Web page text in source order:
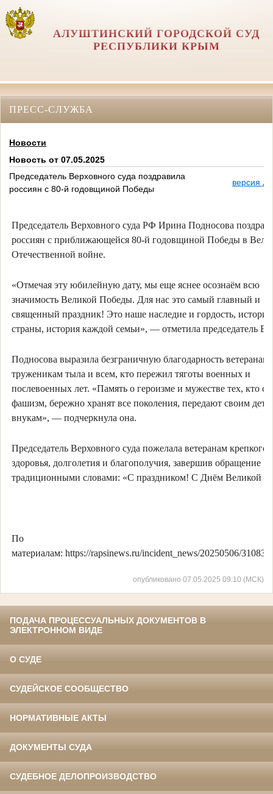
АЛУШТИНСКИЙ ГОРОДСКОЙ СУД
РЕСПУБЛИКИ КРЫМ
ПРЕСС-СЛУЖБА
Новости
Новость от 07.05.2025
Председатель Верховного суда поздравила
россиян с 80-й годовщиной Победы
версия
Председатель Верховного суда РФ Ирина Подносова
россиян с приближающейся 80-й годовщиной Победы в
Отечественной войне.
«Отмечая эту юбилейную дату, мы еще яснее осознаём всю
значимость Великой Победы. Для нас это самый главный и
священный праздник! Это наше наследие и гордость,
страны, история каждой семьи», — отметила председатель
Подносова выразила безграничную благодарность ветеранам,
труженикам тыла и всем, кто пережил тяготы военных и
послевоенных лет. «Память о героизме и мужестве тех, кто
фашизм, бережно хранят все поколения, передают своим
внукам», — подчеркнула она.
Председатель Верховного суда пожелала ветеранам крепкого
здоровья, долголетия и благополучия, завершив обращение
традиционными словами: «С праздником! С Днём Великой
По
материалам: https://rapsinews.ru/incident_news/20250506/
опубликовано 07.05.2025 09:10 (МСК)
ПОДАЧА ПРОЦЕССУАЛЬНЫХ ДОКУМЕНТОВ В
ЭЛЕКТРОННОМ ВИДЕ
О СУДЕ
СУДЕЙСКОЕ СООБЩЕСТВО
НОРМАТИВНЫЕ АКТЫ
ДОКУМЕНТЫ СУДА
СУДЕБНОЕ ДЕЛОПРОИЗВОДСТВО